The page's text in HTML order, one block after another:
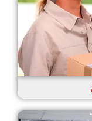
Самбір
Щасливе
Шепетівка
Шостка
Шпола
Синельникове
Славутич
Слобожанське